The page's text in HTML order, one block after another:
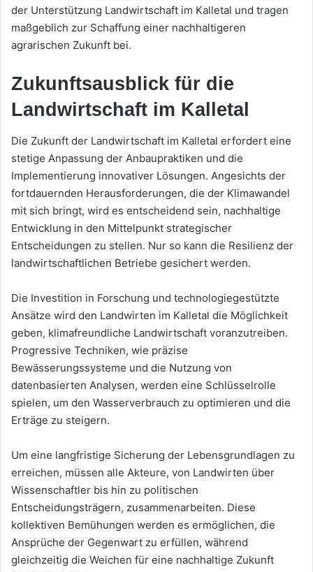
der Unterstützung Landwirtschaft im Kalletal und tragen
maßgeblich zur Schaffung einer nachhaltigeren
agrarischen Zukunft bei.
Zukunftsausblick für die
Landwirtschaft im Kalletal
Die Zukunft der Landwirtschaft im Kalletal erfordert eine
stetige Anpassung der Anbaupraktiken und die
Implementierung innovativer Lösungen. Angesichts der
fortdauernden Herausforderungen, die der Klimawandel
mit sich bringt, wird es entscheidend sein, nachhaltige
Entwicklung in den Mittelpunkt strategischer
Entscheidungen zu stellen. Nur so kann die Resilienz der
landwirtschaftlichen Betriebe gesichert werden.
Die Investition in Forschung und technologiegestützte
Ansätze wird den Landwirten im Kalletal die Möglichkeit
geben, klimafreundliche Landwirtschaft voranzutreiben.
Progressive Techniken, wie präzise
Bewässerungssysteme und die Nutzung von
datenbasierten Analysen, werden eine Schlüsselrolle
spielen, um den Wasserverbrauch zu optimieren und die
Erträge zu steigern.
Um eine langfristige Sicherung der Lebensgrundlagen zu
erreichen, müssen alle Akteure, von Landwirten über
Wissenschaftler bis hin zu politischen
Entscheidungsträgern, zusammenarbeiten. Diese
kollektiven Bemühungen werden es ermöglichen, die
Ansprüche der Gegenwart zu erfüllen, während
gleichzeitig die Weichen für eine nachhaltige Zukunft